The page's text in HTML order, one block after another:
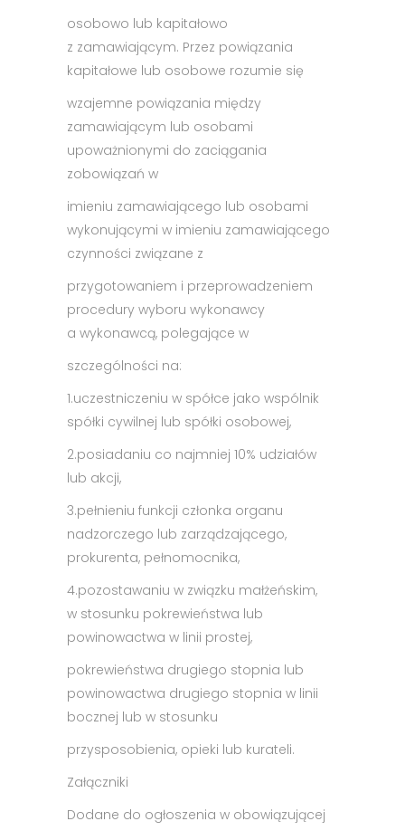
osobowo lub kapitałowo
z zamawiającym. Przez powiązania
kapitałowe lub osobowe rozumie się
wzajemne powiązania między
zamawiającym lub osobami
upoważnionymi do zaciągania
zobowiązań w
imieniu zamawiającego lub osobami
wykonującymi w imieniu zamawiającego
czynności związane z
przygotowaniem i przeprowadzeniem
procedury wyboru wykonawcy
a wykonawcą, polegające w
szczególności na:
1.uczestniczeniu w spółce jako wspólnik
spółki cywilnej lub spółki osobowej,
2.posiadaniu co najmniej 10% udziałów
lub akcji,
3.pełnieniu funkcji członka organu
nadzorczego lub zarządzającego,
prokurenta, pełnomocnika,
4.pozostawaniu w związku małżeńskim,
w stosunku pokrewieństwa lub
powinowactwa w linii prostej,
pokrewieństwa drugiego stopnia lub
powinowactwa drugiego stopnia w linii
bocznej lub w stosunku
przysposobienia, opieki lub kurateli.
Załączniki
Dodane do ogłoszenia w obowiązującej